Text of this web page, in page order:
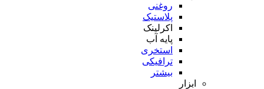
روغنی
پلاستیک
اکرلینک
پایه آب
استخری
ترافیکی
بیشتر
ابزار